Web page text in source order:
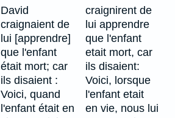
David
craignaient de
lui [apprendre]
que l'enfant
était mort; car
ils disaient :
Voici, quand
l'enfant était en
craignirent de
lui apprendre
que l'enfant
etait mort, car
ils disaient:
Voici, lorsque
l'enfant etait
en vie, nous lui